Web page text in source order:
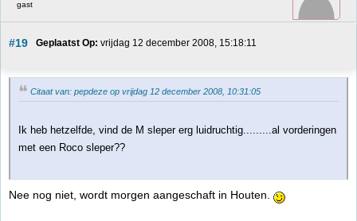
gast
#19 Geplaatst Op: vrijdag 12 december 2008, 15:18:11
Citaat van: pepdeze op vrijdag 12 december 2008, 10:31:05
Ik heb hetzelfde, vind de M sleper erg luidruchtig.........al vorderingen
met een Roco sleper??
Nee nog niet, wordt morgen aangeschaft in Houten.